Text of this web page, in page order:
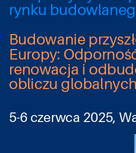
5-6 czerwca 2025,
rynku
Budowanie
Europy:
renowacja i
obliczu